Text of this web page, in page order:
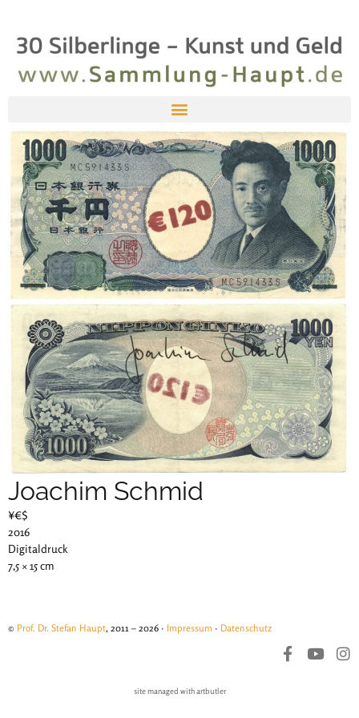
Joachim Schmid
¥€$
2016
Digitaldruck
7,5 × 15 cm
© Prof. Dr. Stefan Haupt, 2011 – 2026 · Impressum · Datenschutz
site managed with artbutler